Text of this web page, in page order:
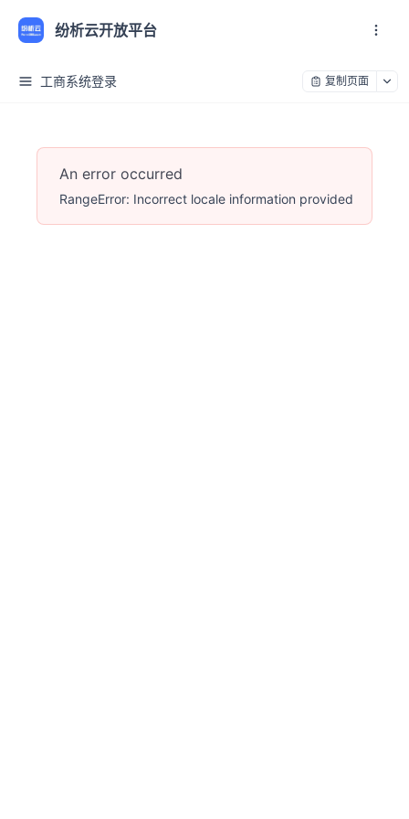
纷析云开放平台
工商系统登录 复制页面
An error occurred
RangeError: Incorrect locale information provided